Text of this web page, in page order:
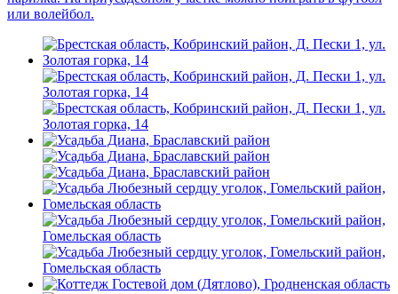
или волейбол.